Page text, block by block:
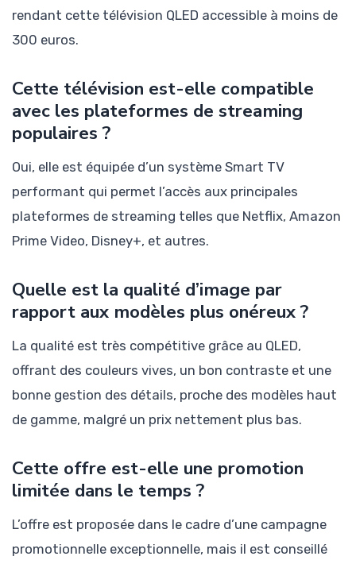
rendant cette télévision QLED accessible à moins de
300 euros.
Cette télévision est-elle compatible
avec les plateformes de streaming
populaires ?
Oui, elle est équipée d’un système Smart TV
performant qui permet l’accès aux principales
plateformes de streaming telles que Netflix, Amazon
Prime Video, Disney+, et autres.
Quelle est la qualité d’image par
rapport aux modèles plus onéreux ?
La qualité est très compétitive grâce au QLED,
offrant des couleurs vives, un bon contraste et une
bonne gestion des détails, proche des modèles haut
de gamme, malgré un prix nettement plus bas.
Cette offre est-elle une promotion
limitée dans le temps ?
L’offre est proposée dans le cadre d’une campagne
promotionnelle exceptionnelle, mais il est conseillé